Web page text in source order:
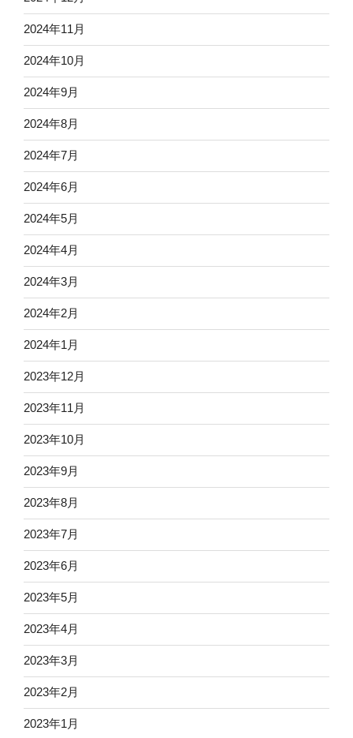
2024年11月
2024年10月
2024年9月
2024年8月
2024年7月
2024年6月
2024年5月
2024年4月
2024年3月
2024年2月
2024年1月
2023年12月
2023年11月
2023年10月
2023年9月
2023年8月
2023年7月
2023年6月
2023年5月
2023年4月
2023年3月
2023年2月
2023年1月